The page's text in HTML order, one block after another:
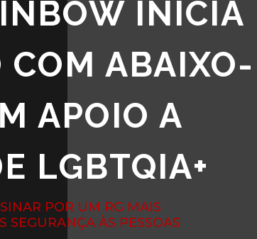
INICIA
COM ABAIXO-
APOIO A
LGBTQIA+
POR UM RG MAIS
ÀS PESSOAS